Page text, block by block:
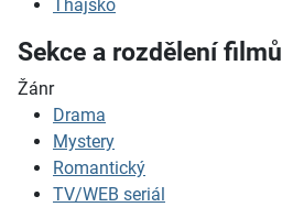
Thajsko
Sekce a rozdělení filmů
Žánr
Drama
Mystery
Romantický
TV/WEB seriál